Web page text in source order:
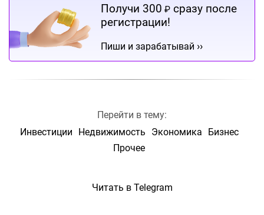
Получи 300 ₽ сразу после
регистрации!
Пиши и зарабатывай ››
Перейти в тему:
Инвестиции
Недвижимость Экономика
Бизнес
Прочее
Читать в Telegram